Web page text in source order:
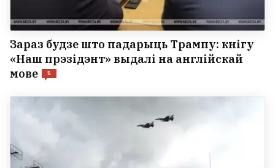
Зараз будзе што падарыць Трампу: кнігу
«Наш прэзідэнт» выдалі на англійскай
мове
5